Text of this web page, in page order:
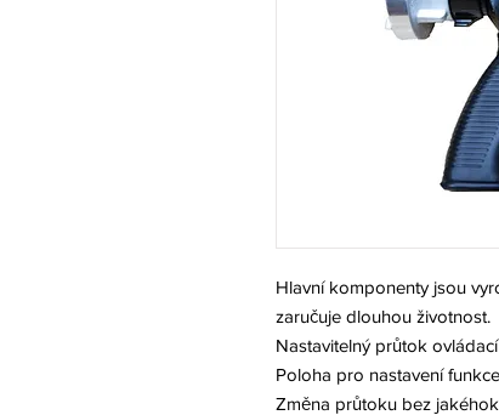
Hlavní komponenty jsou
zaručuje dlouhou životnost.
Nastavitelný průtok
Poloha pro nastavení
Změna průtoku bez